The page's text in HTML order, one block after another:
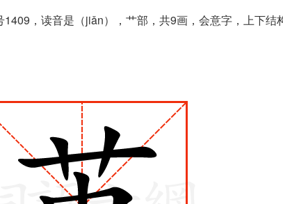
，读音是（jiǎn），艹部，共9画，会意字，上下结